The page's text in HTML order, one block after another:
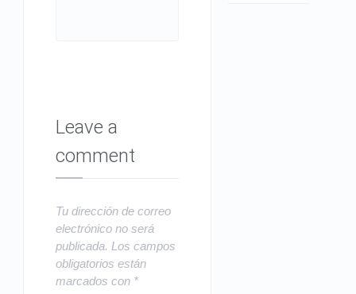
Leave a
comment
Tu dirección de correo
electrónico no será
publicada. Los campos
obligatorios están
marcados con *